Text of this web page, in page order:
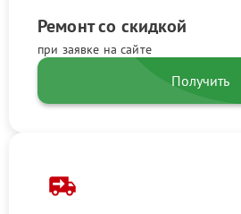
Ремонт со скидкой
при заявке на сайте
Получить